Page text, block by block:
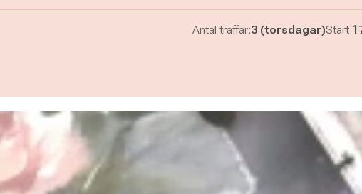
Antal träffar:3 (torsdagar)Start: